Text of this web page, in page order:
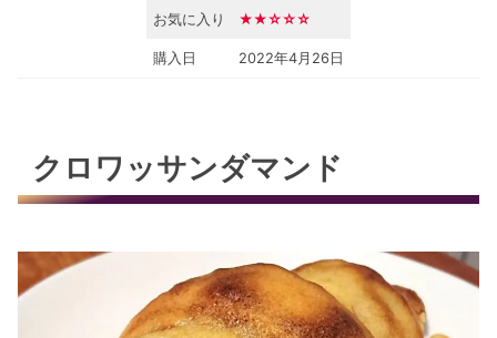
お気に入り ★★☆☆☆
購入日 2022年4月26日
クロワッサンダマンド